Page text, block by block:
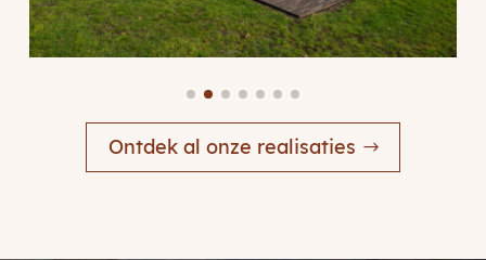
Ontdek al onze realisaties